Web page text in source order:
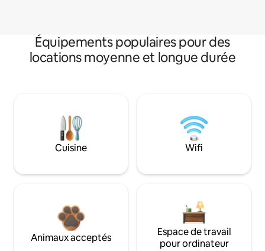
Équipements populaires pour des
locations moyenne et longue durée
Cuisine Wifi
Animaux acceptés
Espace de travail
pour ordinateur